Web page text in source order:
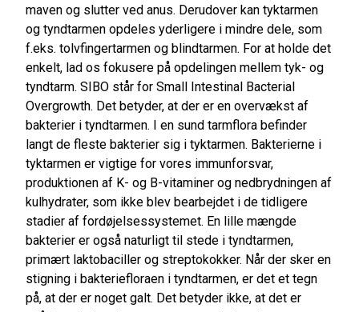
maven og slutter ved anus. Derudover kan tyktarmen
og tyndtarmen opdeles yderligere i mindre dele, som
f.eks. tolvfingertarmen og blindtarmen. For at holde det
enkelt, lad os fokusere på opdelingen mellem tyk- og
tyndtarm. SIBO står for Small Intestinal Bacterial
Overgrowth. Det betyder, at der er en overvækst af
bakterier i tyndtarmen. I en sund tarmflora befinder
langt de fleste bakterier sig i tyktarmen. Bakterierne i
tyktarmen er vigtige for vores immunforsvar,
produktionen af K- og B-vitaminer og nedbrydningen af
kulhydrater, som ikke blev bearbejdet i de tidligere
stadier af fordøjelsessystemet. En lille mængde
bakterier er også naturligt til stede i tyndtarmen,
primært laktobaciller og streptokokker. Når der sker en
stigning i bakteriefloraen i tyndtarmen, er det et tegn
på, at der er noget galt. Det betyder ikke, at det er